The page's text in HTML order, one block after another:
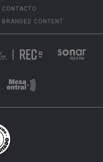
CONTACTO
BRANDED CONTENT